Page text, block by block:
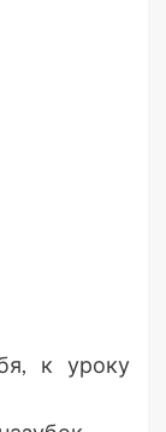
к уроку